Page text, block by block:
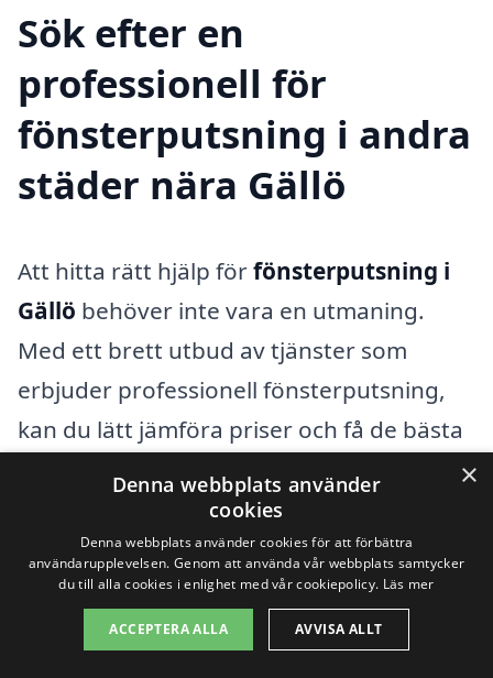
Sök efter en
professionell för
fönsterputsning i andra
städer nära Gällö
Att hitta rätt hjälp förfönsterputsning i
Gällö behöver inte vara en utmaning.
Med ett brett utbud av tjänster som
erbjuder professionell fönsterputsning,
kan du lätt jämföra priser och få de bästa
erbjudandena. Om du letar efter företag i
närområdet, kan det vara värt att
överväga företag i närliggande städer
såsomBräcke,Kramfors,Sundsvall,
Östersund,Matfors TimråochHagfors
×
Denna webbplats använder
cookies
Denna webbplats använder cookies för att förbättra
användarupplevelsen. Genom att använda vår webbplats samtycker
du till alla cookies i enlighet med vår cookiepolicy. Läs mer
ACCEPTERA ALLA AVVISA ALLT